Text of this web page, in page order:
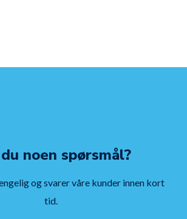
noen spørsmål?
og svarer våre kunder innen kort
tid.